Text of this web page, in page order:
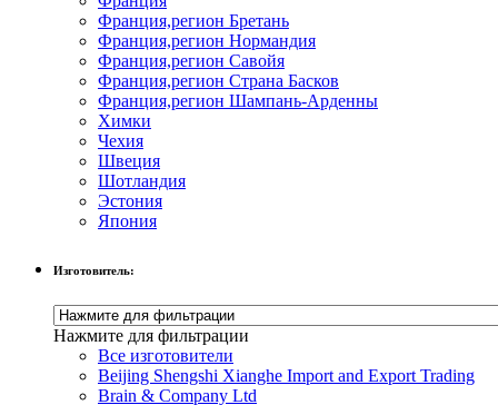
Франция,регион Бретань
Франция,регион Нормандия
Франция,регион Савойя
Франция,регион Страна Басков
Франция,регион Шампань-Арденны
Химки
Чехия
Швеция
Шотландия
Эстония
Япония
Изготовитель:
Нажмите для фильтрации
Все изготовители
Beijing Shengshi Xianghe Import and Export Trading
Brain & Company Ltd